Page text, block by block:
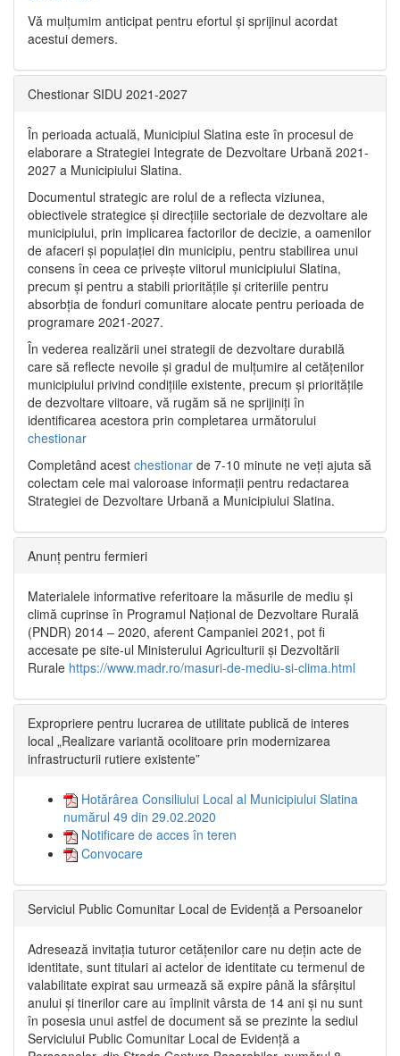
Vă mulţumim anticipat pentru efortul şi sprijinul acordat
acestui demers.
Chestionar SIDU 2021-2027
În perioada actuală, Municipiul Slatina este în procesul de
elaborare a Strategiei Integrate de Dezvoltare Urbană 2021‐
2027 a Municipiului Slatina.
Documentul strategic are rolul de a reflecta viziunea,
obiectivele strategice și direcțiile sectoriale de dezvoltare ale
municipiului, prin implicarea factorilor de decizie, a oamenilor
de afaceri și populației din municipiu, pentru stabilirea unui
consens în ceea ce privește viitorul municipiului Slatina,
precum și pentru a stabili prioritățile și criteriile pentru
absorbția de fonduri comunitare alocate pentru perioada de
programare 2021-2027.
În vederea realizării unei strategii de dezvoltare durabilă
care să reflecte nevoile și gradul de mulțumire al cetățenilor
municipiului privind condițiile existente, precum și prioritățile
de dezvoltare viitoare, vă rugăm să ne sprijiniți în
identificarea acestora prin completarea următorului
chestionar
Completând acest chestionar de 7-10 minute ne veți ajuta să
colectam cele mai valoroase informații pentru redactarea
Strategiei de Dezvoltare Urbană a Municipiului Slatina.
Anunț pentru fermieri
Materialele informative referitoare la măsurile de mediu și
climă cuprinse în Programul Național de Dezvoltare Rurală
(PNDR) 2014 – 2020, aferent Campaniei 2021, pot fi
accesate pe site-ul Ministerului Agriculturii și Dezvoltării
Rurale https://www.madr.ro/masuri-de-mediu-si-clima.html
Expropriere pentru lucrarea de utilitate publică de interes
local „Realizare variantă ocolitoare prin modernizarea
infrastructurii rutiere existente”
Hotărârea Consiliului Local al Municipiului Slatina
numărul 49 din 29.02.2020
Notificare de acces în teren
Convocare
Serviciul Public Comunitar Local de Evidență a Persoanelor
Adresează invitația tuturor cetățenilor care nu dețin acte de
identitate, sunt titulari ai actelor de identitate cu termenul de
valabilitate expirat sau urmează să expire până la sfârșitul
anului și tinerilor care au împlinit vârsta de 14 ani și nu sunt
în posesia unui astfel de document să se prezinte la sediul
Serviciului Public Comunitar Local de Evidență a